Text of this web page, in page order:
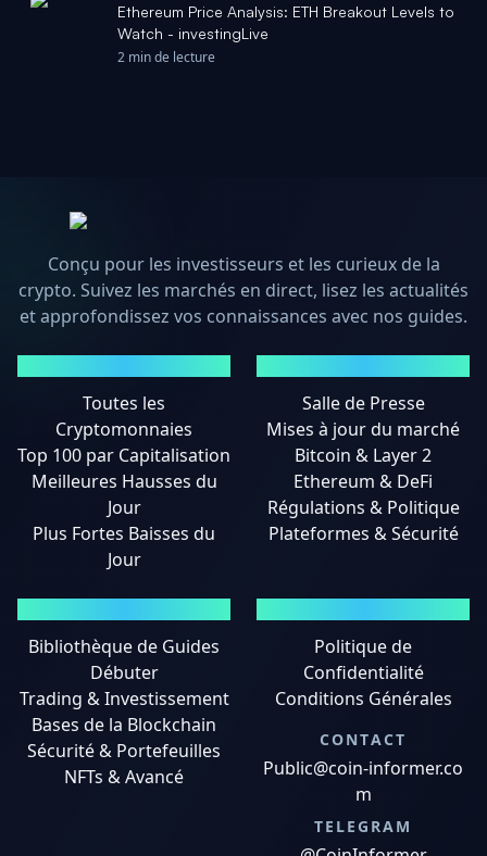
Ethereum Price Analysis: ETH Breakout Levels to
Watch - investingLive
2 min de lecture
Conçu pour les investisseurs et les curieux de la
crypto. Suivez les marchés en direct, lisez les actualités
et approfondissez vos connaissances avec nos guides.
Toutes les
Cryptomonnaies
Top 100 par Capitalisation
Meilleures Hausses du
Jour
Plus Fortes Baisses du
Jour
Salle de Presse
Mises à jour du marché
Bitcoin & Layer 2
Ethereum & DeFi
Régulations & Politique
Plateformes & Sécurité
Bibliothèque de Guides
Débuter
Trading & Investissement
Bases de la Blockchain
Sécurité & Portefeuilles
NFTs & Avancé
Politique de
Confidentialité
Conditions Générales
CONTACT
Public@coin-informer.co
m
TELEGRAM